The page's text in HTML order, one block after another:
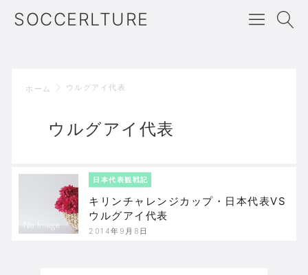
SOCCERLTURE
ホーム ウルグアイ代表
ウルグアイ代表
日本代表観戦記
キリンチャレンジカップ・日本代表VS
ウルグアイ代表
2014年9月8日